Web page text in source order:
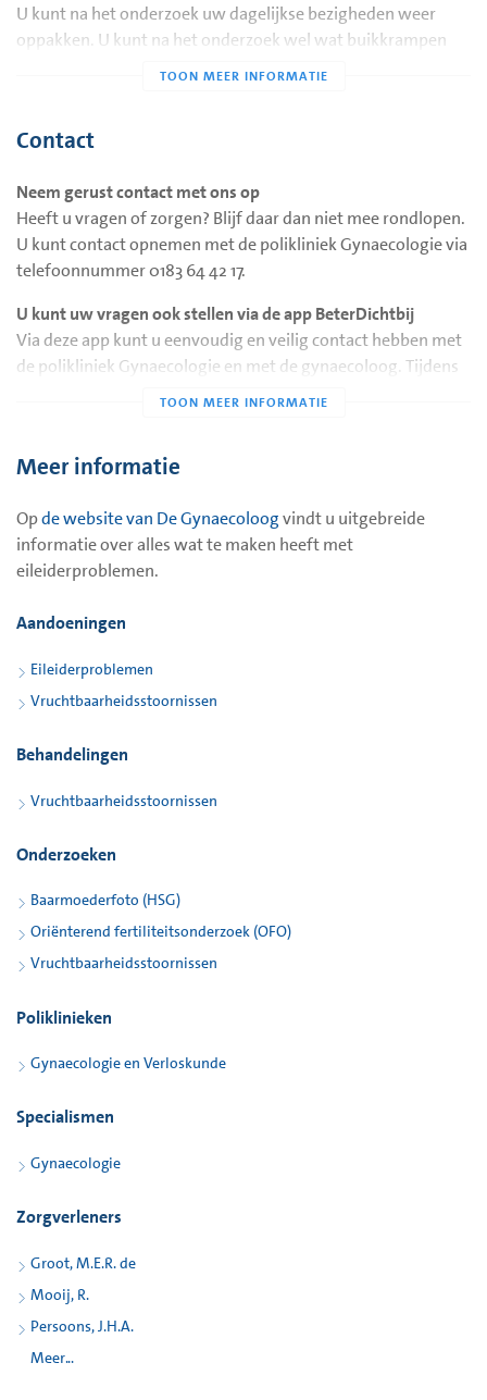
U kunt na het onderzoek uw dagelijkse bezigheden weer
oppakken. U kunt na het onderzoek wel wat buikkrampen
Het is veilig om zwanger te worden na het onderzoek.
Contact
Neem gerust contact met ons op
Heeft u vragen of zorgen? Blijf daar dan niet mee rondlopen.
U kunt contact opnemen met de polikliniek Gynaecologie via
telefoonnummer 0183 64 42 17.
U kunt uw vragen ook stellen via de app BeterDichtbij
Via deze app kunt u eenvoudig en veilig contact hebben met
de polikliniek Gynaecologie en met de gynaecoloog. Tijdens
Meer informatie
Opde website van De Gynaecoloogvindt u uitgebreide
informatie over alles wat te maken heeft met
eileiderproblemen.
Aandoeningen
Eileiderproblemen
Vruchtbaarheidsstoornissen
Behandelingen
Vruchtbaarheidsstoornissen
Onderzoeken
Baarmoederfoto (HSG)
Oriënterend fertiliteitsonderzoek (OFO)
Vruchtbaarheidsstoornissen
Poliklinieken
Gynaecologie en Verloskunde
Specialismen
Gynaecologie
Zorgverleners
Groot, M.E.R. de
Mooij, R.
Persoons, J.H.A.
Meer...